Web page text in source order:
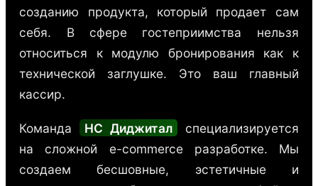
созданию продукта, который продает сам
себя. В сфере гостеприимства нельзя
относиться к модулю бронирования как к
технической заглушке. Это ваш главный
кассир.
Команда НС Диджитал
специализируется
на сложной e-commerce разработке. Мы
создаем бесшовные, эстетичные и